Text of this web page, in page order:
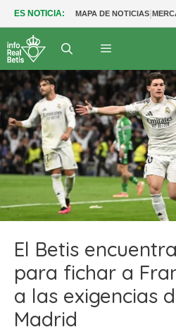
ES NOTICIA: MAPA DE NOTICIAS|
El Betis
para fichar a
a las exigencias
Madrid